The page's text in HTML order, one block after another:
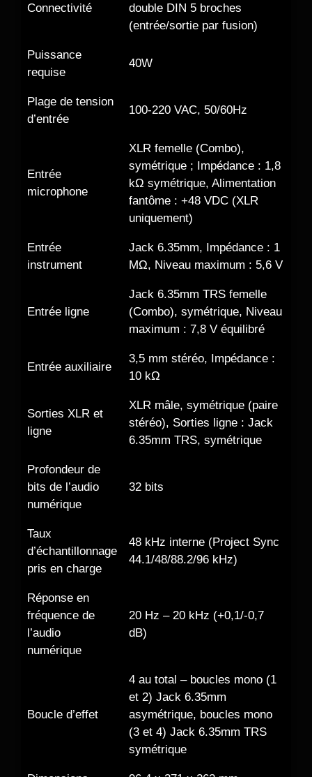
Connectivité
double DIN 5 broches
(entrée/sortie par fusion)
Puissance
requise
40W
Plage de tension
d’entrée
100-220 VAC, 50/60Hz
Entrée
microphone
XLR femelle (Combo),
symétrique ; Impédance : 1,8
kΩ symétrique, Alimentation
fantôme : +48 VDC (XLR
uniquement)
Entrée
instrument
Jack 6.35mm, Impédance : 1
MΩ, Niveau maximum : 5,6 V
Entrée ligne
Jack 6.35mm TRS femelle
(Combo), symétrique, Niveau
maximum : 7,8 V équilibré
Entrée auxiliaire
3,5 mm stéréo, Impédance :
10 kΩ
Sorties XLR et
ligne
XLR mâle, symétrique (paire
stéréo), Sorties ligne : Jack
6.35mm TRS, symétrique
Profondeur de
bits de l’audio
numérique
32 bits
Taux
d’échantillonnage
pris en charge
48 kHz interne (Project Sync
44.1/48/88.2/96 kHz)
Réponse en
fréquence de
l’audio
numérique
20 Hz – 20 kHz (+0,1/-0,7
dB)
Boucle d’effet
4 au total – boucles mono (1
et 2) Jack 6.35mm
asymétrique, boucles mono
(3 et 4) Jack 6.35mm TRS
symétrique